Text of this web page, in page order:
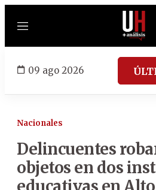
Menú
09 ago 2026
Nacionales
Delincuentes
objetos en dos